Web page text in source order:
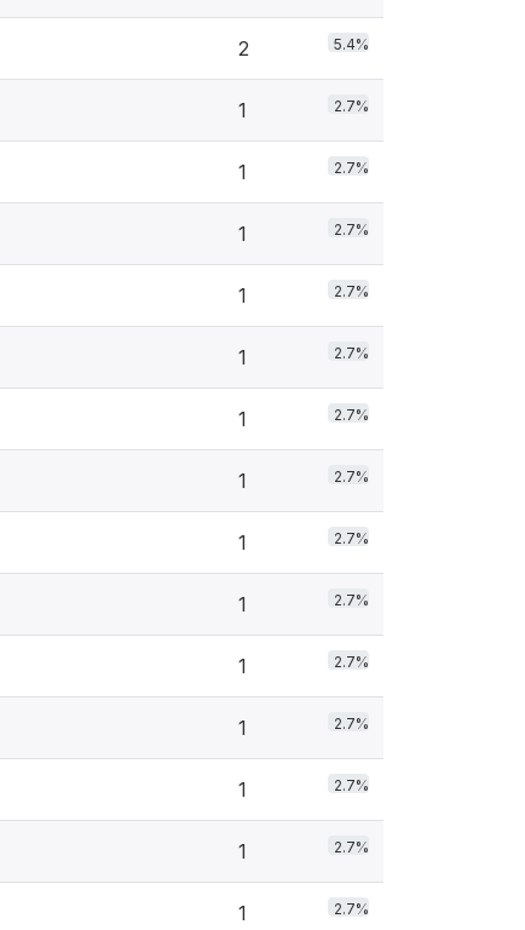
2 5.4%
1 2.7%
1 2.7%
1 2.7%
1 2.7%
1 2.7%
1 2.7%
1 2.7%
1 2.7%
1 2.7%
1 2.7%
1 2.7%
1 2.7%
1 2.7%
1 2.7%